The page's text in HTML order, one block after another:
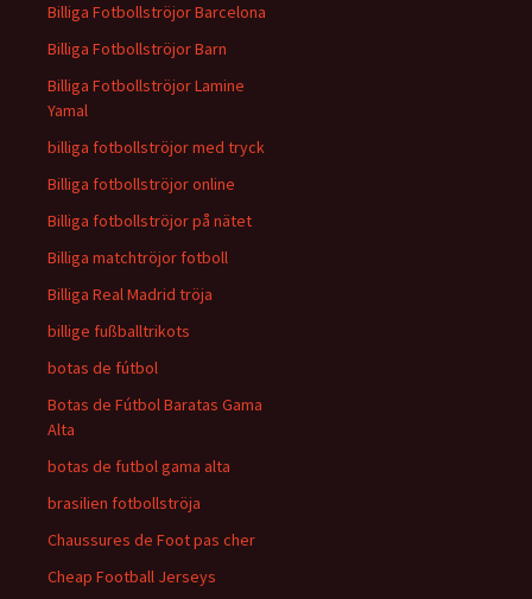
Billiga Fotbollströjor Barcelona
Billiga Fotbollströjor Barn
Billiga Fotbollströjor Lamine
Yamal
billiga fotbollströjor med tryck
Billiga fotbollströjor online
Billiga fotbollströjor på nätet
Billiga matchtröjor fotboll
Billiga Real Madrid tröja
billige fußballtrikots
botas de fútbol
Botas de Fútbol Baratas Gama
Alta
botas de futbol gama alta
brasilien fotbollströja
Chaussures de Foot pas cher
Cheap Football Jerseys